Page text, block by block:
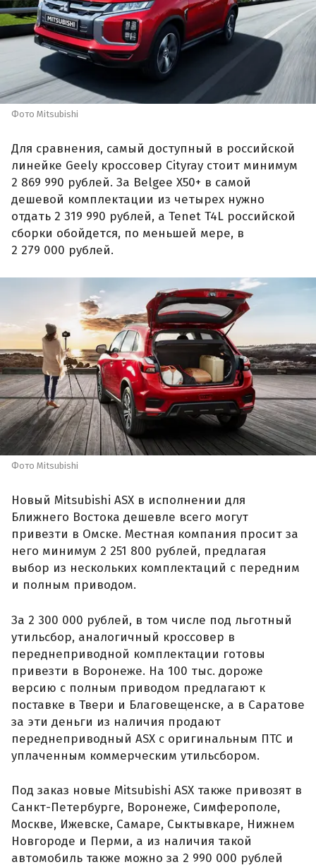
Фото Mitsubishi
Для сравнения, самый доступный в российской
линейке Geely кроссовер Cityray стоит минимум
2 869 990 рублей. За Belgee X50+ в самой
дешевой комплектации из четырех нужно
отдать 2 319 990 рублей, а Tenet T4L российской
сборки обойдется, по меньшей мере, в
2 279 000 рублей.
Фото Mitsubishi
Новый Mitsubishi ASX в исполнении для
Ближнего Востока дешевле всего могут
привезти в Омске. Местная компания просит за
него минимум 2 251 800 рублей, предлагая
выбор из нескольких комплектаций с передним
и полным приводом.
За 2 300 000 рублей, в том числе под льготный
утильсбор, аналогичный кроссовер в
переднеприводной комплектации готовы
привезти в Воронеже. На 100 тыс. дороже
версию с полным приводом предлагают к
поставке в Твери и Благовещенске, а в Саратове
за эти деньги из наличия продают
переднеприводный ASX с оригинальным ПТС и
уплаченным коммерческим утильсбором.
Под заказ новые Mitsubishi ASX также привозят в
Санкт-Петербурге, Воронеже, Симферополе,
Москве, Ижевске, Самаре, Сыктывкаре, Нижнем
Новгороде и Перми, а из наличия такой
автомобиль также можно за 2 990 000 рублей